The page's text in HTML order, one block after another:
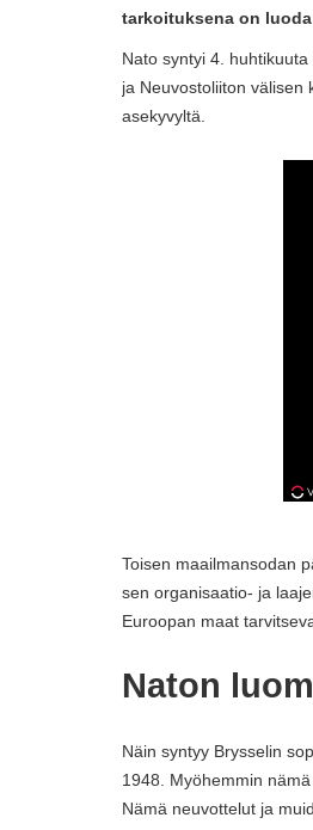
tarkoituksena on
Nato syntyi 4.
ja Neuvostoliiton välisen
asekyvyltä.
Toisen maailmansodan
sen organisaatio- ja
Euroopan maat
Naton
Näin syntyy Brysselin
1948. Myöhemmin
Nämä neuvottelut ja